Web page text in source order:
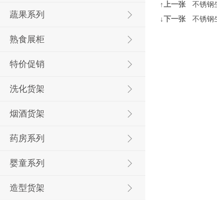
蔬果系列
熟食展柜
特价促销
洗化货架
烟酒货架
药房系列
婴童系列
造型货架
↑上一张
不锈钢
↓下一张
不锈钢